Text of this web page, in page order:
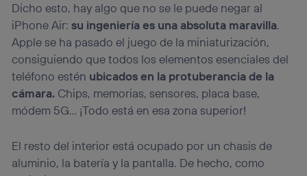
Dicho esto, hay algo que no se le puede negar al
iPhone Air:su ingeniería es una absoluta maravilla.
Apple se ha pasado el juego de la miniaturización,
consiguiendo que todos los elementos esenciales del
teléfono estén ubicados en la protuberancia de la
cámara. Chips, memorias, sensores, placa base,
módem 5G… ¡Todo está en esa zona superior!
El resto del interior está ocupado por un chasis de
aluminio, la batería y la pantalla. De hecho, como